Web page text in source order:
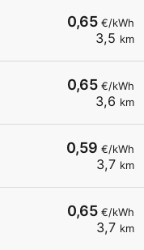
0,65 €/kWh
3,5 km
0,65 €/kWh
3,6 km
0,59 €/kWh
3,7 km
0,65 €/kWh
3,7 km